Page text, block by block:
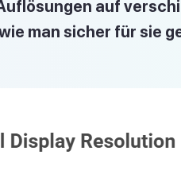
auf
man sicher für sie